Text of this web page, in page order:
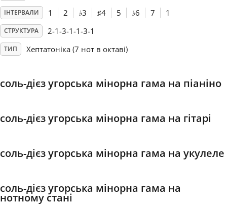
Español
Français
ІНТЕРВАЛИ 1 2 ♭3 ♯4 5 ♭6 7 1
СТРУКТУРА 2-1-3-1-1-3-1
ТИП Хептатоніка (7 нот в октаві)
соль-дієз угорська мінорна гама на піаніно
соль-дієз угорська мінорна гама на гітарі
соль-дієз угорська мінорна гама на укулеле
соль-дієз угорська мінорна гама на
нотному стані